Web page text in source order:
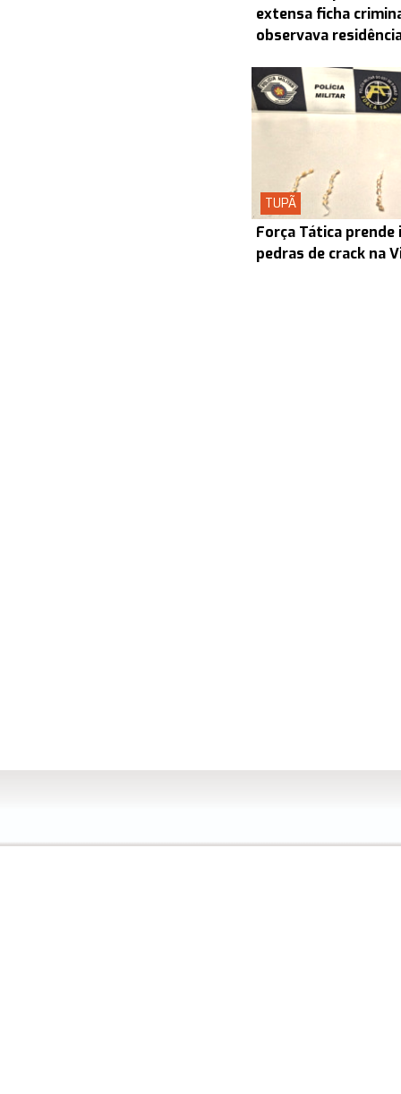
extensa ficha
observava
TUPÃ
Força Tática
pedras de crack na